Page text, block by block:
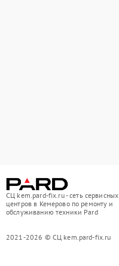
СЦ kem.pard-fix.ru - сеть сервисных
центров в Кемерово по ремонту и
обслуживанию техники Pard
2021-2026 © СЦ kem.pard-fix.ru